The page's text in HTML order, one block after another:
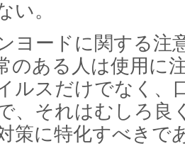
い。
ヨードに関する注
のある人は使用に
ルスだけでなく、
、それはむしろ良
策に特化すべきで